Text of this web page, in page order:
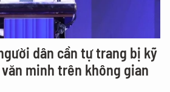
dân cần tự trang bị kỹ
minh trên không gian